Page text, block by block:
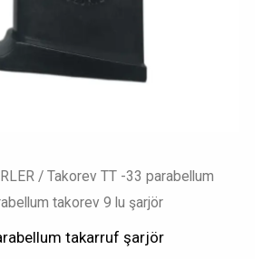
/Takorev TT -33 parabellum
takorev 9 lu şarjör
takarruf şarjör